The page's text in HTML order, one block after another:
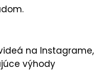
na Instagrame,
výhody